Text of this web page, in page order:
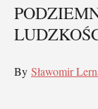
By Sławomir